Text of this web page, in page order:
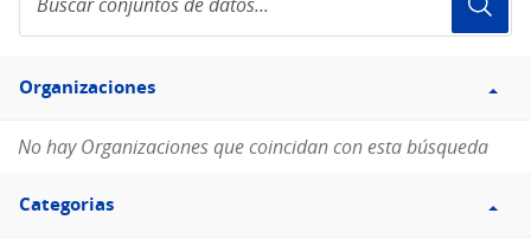
conjuntos
de
Filtro
Organizaciones
Organizaciones
No hay Organizaciones que coincidan con esta búsqueda
Filtro
Categorias
Categorias